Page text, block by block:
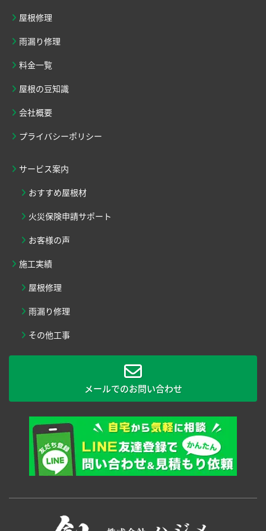
屋根修理
雨漏り修理
料金一覧
屋根の豆知識
会社概要
プライバシーポリシー
サービス案内
おすすめ屋根材
火災保険申請サポート
お客様の声
施工実績
屋根修理
雨漏り修理
その他工事
メールでのお問い合わせ